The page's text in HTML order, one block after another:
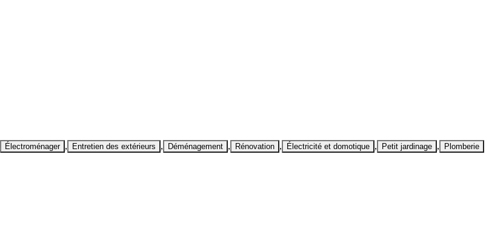
Électroménager , Entretien des extérieurs , Déménagement , Rénovation , Électricité et domotique , Petit jardinage , Plomberie